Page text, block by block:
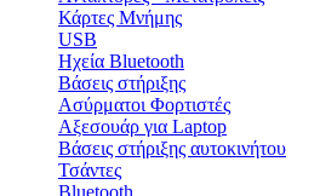
Κάρτες Μνήμης
USB
Ηχεία Bluetooth
Βάσεις στήριξης
Ασύρματοι Φορτιστές
Αξεσουάρ για Laptop
Βάσεις στήριξης αυτοκινήτου
Τσάντες
Bluetooth